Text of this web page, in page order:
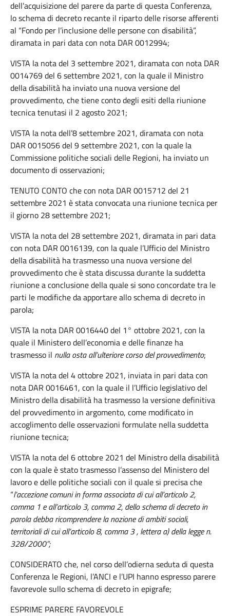
dell’acquisizione del parere da partedi questa Conferenza,
lo schema di decreto recante il riparto delle risorse afferenti
al “Fondo per l’inclusione delle persone con disabilità”,
diramata in pari datacon nota DAR 0012994;
VISTA la nota del 3 settembre 2021, diramata con nota DAR
0014769 del 6 settembre 2021, con la quale il Ministro
della disabilità ha inviato una nuova versione del
provvedimento, che tiene conto degli esiti della riunione
tecnica tenutasi il 2 agosto 2021;
VISTA la nota dell’8 settembre 2021, diramata con nota
DAR 0015056 del 9 settembre 2021, con la quale la
Commissione politiche sociali delle Regioni, ha inviato un
documento di osservazioni;
TENUTO CONTO che con nota DAR 0015712 del 21
settembre 2021 è stata convocata una riunione tecnica per
il giorno 28 settembre 2021;
VISTA la nota del 28 settembre 2021, diramata in pari data
con nota DAR 0016139, con la quale l’Ufficio del Ministro
della disabilità ha trasmesso una nuova versione del
provvedimento che è stata discussa durante la suddetta
riunione a conclusione della quale si sono concordate tra le
parti le modifiche da apportare allo schema di decreto in
parola;
VISTA la nota DAR 0016440 del 1° ottobre 2021, con la
quale il Ministero dell’economia e delle finanze ha
trasmesso il nulla osta all’ulteriore corso del provvedimento;
VISTA la nota del 4 ottobre 2021, inviata in pari data con
nota DAR 0016461, con la quale il l’Ufficio legislativo del
Ministro della disabilità ha trasmesso la versione definitiva
del provvedimento in argomento, come modificato in
accoglimento delle osservazioni formulate nella suddetta
riunione tecnica;
VISTA la nota del 6 ottobre 2021 del Ministro della disabilità
con la quale è stato trasmesso l’assenso del Ministero del
lavoro e delle politiche sociali con il quale si precisa che
“l’accezione comuni in forma associata di cui all’articolo 2,
comma 1 e all’articolo 3, comma 2, dello schema di decreto in
parola debba ricomprendere la nozione di ambiti sociali,
territoriali di cui all’articolo 8, comma 3 , lettera a) della legge n.
328/2000”;
CONSIDERATO che, nel corso dell’odierna seduta di questa
Conferenza le Regioni, l’ANCI e l’UPI hanno espresso parere
favorevole sullo schema di decreto in epigrafe;
ESPRIME PARERE FAVOREVOLE